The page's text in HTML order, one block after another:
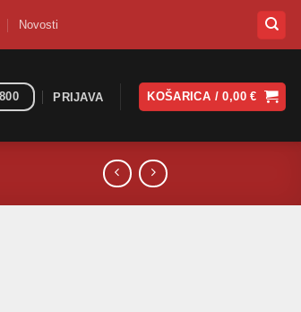
Novosti
PRIJAVA KOŠARICA /0,00€